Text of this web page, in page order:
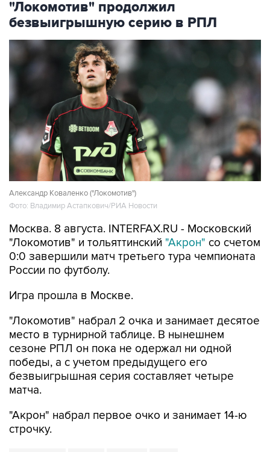
"Локомотив" продолжил
безвыигрышную серию в РПЛ
Александр Коваленко ("Локомотив")
Фото: Владимир Астапкович/РИА Новости
Москва. 8 августа. INTERFAX.RU - Московский
"Локомотив" и тольяттинский "Акрон" со счетом
0:0 завершили матч третьего тура чемпионата
России по футболу.
Игра прошла в Москве.
"Локомотив" набрал 2 очка и занимает десятое
место в турнирной таблице. В нынешнем
сезоне РПЛ он пока не одержал ни одной
победы, а с учетом предыдущего его
безвыигрышная серия составляет четыре
матча.
"Акрон" набрал первое очко и занимает 14-ю
строчку.